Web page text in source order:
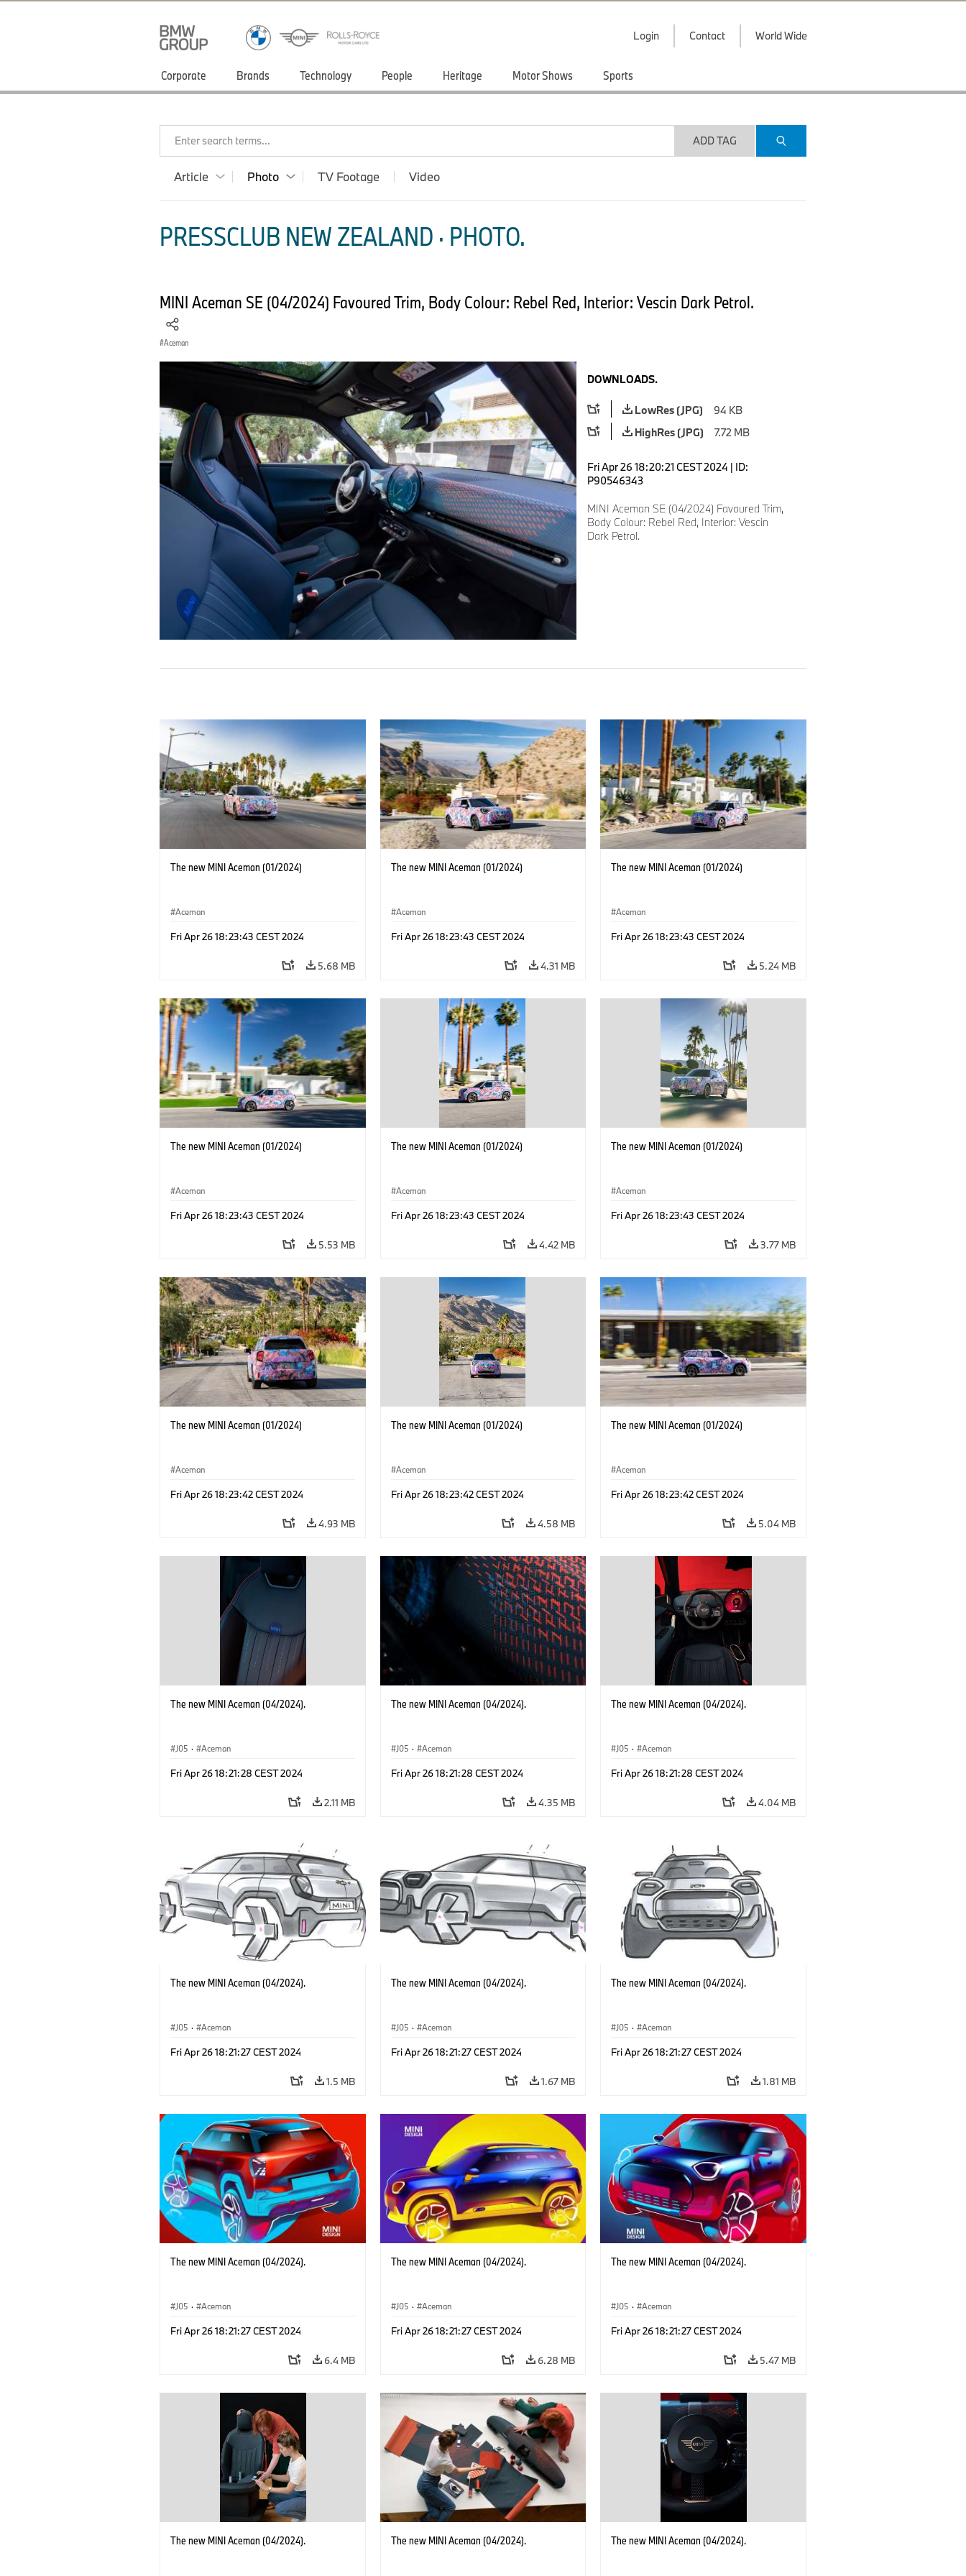
Login Contact World Wide
Corporate Brands Technology People Heritage Motor Shows Sports
Enter search terms... ADD TAG
Article Photo TV Footage Video
PRESSCLUB NEW ZEALAND · PHOTO.
MINI Aceman SE (04/2024) Favoured Trim, Body Colour: Rebel Red, Interior: Vescin Dark Petrol.
Aceman
DOWNLOADS.
LowRes (JPG)
94 KB
HighRes (JPG)
7.72 MB
Fri Apr 26 18:20:21 CEST 2024 | ID:
P90546343
MINI Aceman SE (04/2024) Favoured Trim,
Body Colour: Rebel Red, Interior: Vescin
Dark Petrol.
The new MINI Aceman (01/2024)
Aceman
Fri Apr 26 18:23:43 CEST 2024
5.68 MB
The new MINI Aceman (01/2024)
Aceman
Fri Apr 26 18:23:43 CEST 2024
4.31 MB
The new MINI Aceman (01/2024)
Aceman
Fri Apr 26 18:23:43 CEST 2024
5.24 MB
The new MINI Aceman (01/2024)
Aceman
Fri Apr 26 18:23:43 CEST 2024
5.53 MB
The new MINI Aceman (01/2024)
Aceman
Fri Apr 26 18:23:43 CEST 2024
4.42 MB
The new MINI Aceman (01/2024)
Aceman
Fri Apr 26 18:23:43 CEST 2024
3.77 MB
The new MINI Aceman (01/2024)
Aceman
Fri Apr 26 18:23:42 CEST 2024
4.93 MB
The new MINI Aceman (01/2024)
Aceman
Fri Apr 26 18:23:42 CEST 2024
4.58 MB
The new MINI Aceman (01/2024)
Aceman
Fri Apr 26 18:23:42 CEST 2024
5.04 MB
The new MINI Aceman (04/2024).
J05 · Aceman
Fri Apr 26 18:21:28 CEST 2024
2.11 MB
The new MINI Aceman (04/2024).
J05 · Aceman
Fri Apr 26 18:21:28 CEST 2024
4.35 MB
The new MINI Aceman (04/2024).
J05 · Aceman
Fri Apr 26 18:21:28 CEST 2024
4.04 MB
The new MINI Aceman (04/2024).
J05 · Aceman
Fri Apr 26 18:21:27 CEST 2024
1.5 MB
The new MINI Aceman (04/2024).
J05 · Aceman
Fri Apr 26 18:21:27 CEST 2024
1.67 MB
The new MINI Aceman (04/2024).
J05 · Aceman
Fri Apr 26 18:21:27 CEST 2024
1.81 MB
The new MINI Aceman (04/2024).
J05 · Aceman
Fri Apr 26 18:21:27 CEST 2024
6.4 MB
The new MINI Aceman (04/2024).
J05 · Aceman
Fri Apr 26 18:21:27 CEST 2024
6.28 MB
The new MINI Aceman (04/2024).
J05 · Aceman
Fri Apr 26 18:21:27 CEST 2024
5.47 MB
The new MINI Aceman (04/2024). The new MINI Aceman (04/2024). The new MINI Aceman (04/2024).